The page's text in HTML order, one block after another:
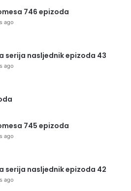
746 epizoda
ago
serija nasljednik epizoda 43
ago
745 epizoda
ago
serija nasljednik epizoda 42
ago